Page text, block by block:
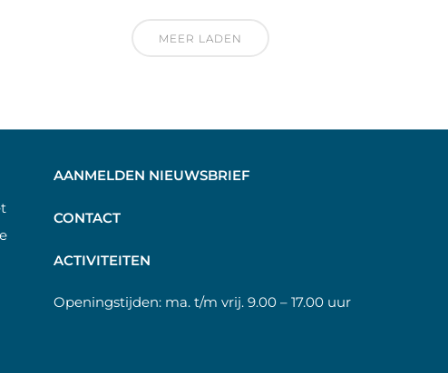
MEER LADEN
AANMELDEN NIEUWSBRIEF
CONTACT
ACTIVITEITEN
Openingstijden: ma. t/m vrij. 9.00 – 17.00 uur